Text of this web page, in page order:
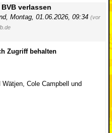
verlassen
, Montag, 01.06.2026, 09:34 (vor
Zugriff behalten
Cole Campbell und